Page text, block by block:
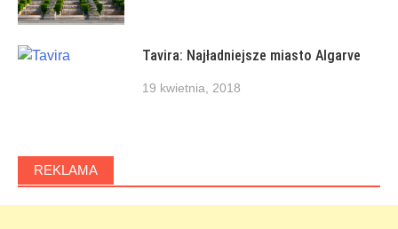
Tavira: Najładniejsze miasto Algarve
19 kwietnia, 2018
REKLAMA